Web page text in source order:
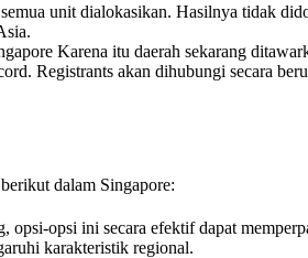
unit dialokasikan. Hasilnya tidak
Karena itu daerah sekarang
Registrants akan dihubungi secara
dalam Singapore:
opsi ini secara efektif dapat
karakteristik regional.